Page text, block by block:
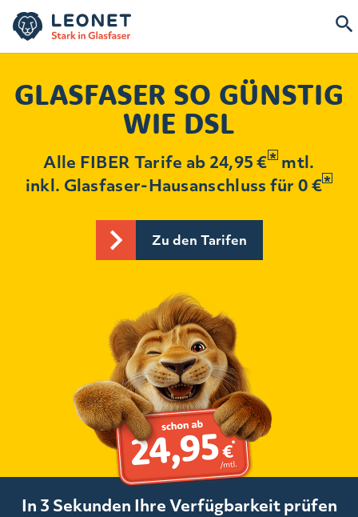
GLASFASER SO GÜNSTIG
WIE DSL
Alle FIBER Tarife ab 24,95 € mtl.
inkl. Glasfaser-Hausanschluss für 0 €
Zu den Tarifen
In 3 Sekunden Ihre Verfügbarkeit prüfen